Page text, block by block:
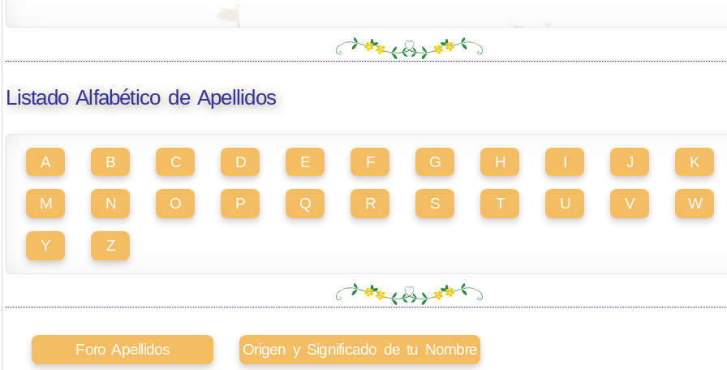
Listado Alfabético de Apellidos
A B C D E F G H I J K
M N O P Q R S T U V W
Y Z
Foro Apellidos Origen y Significado de tu Nombre